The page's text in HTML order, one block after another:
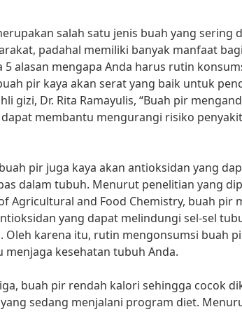
salah satu jenis buah yang sering
padahal memiliki banyak manfaat
5 alasan mengapa Anda harus rutin
pir kaya akan serat yang baik untuk
gizi, Dr. Rita Ramayulis, “Buah pir
membantu mengurangi risiko
pir juga kaya akan antioksidan yang
dalam tubuh. Menurut penelitian yang
Agricultural and Food Chemistry, buah pir
yang dapat melindungi sel-sel
Oleh karena itu, rutin mengonsumsi buah
menjaga kesehatan tubuh Anda.
buah pir rendah kalori sehingga cocok
sedang menjalani program diet.